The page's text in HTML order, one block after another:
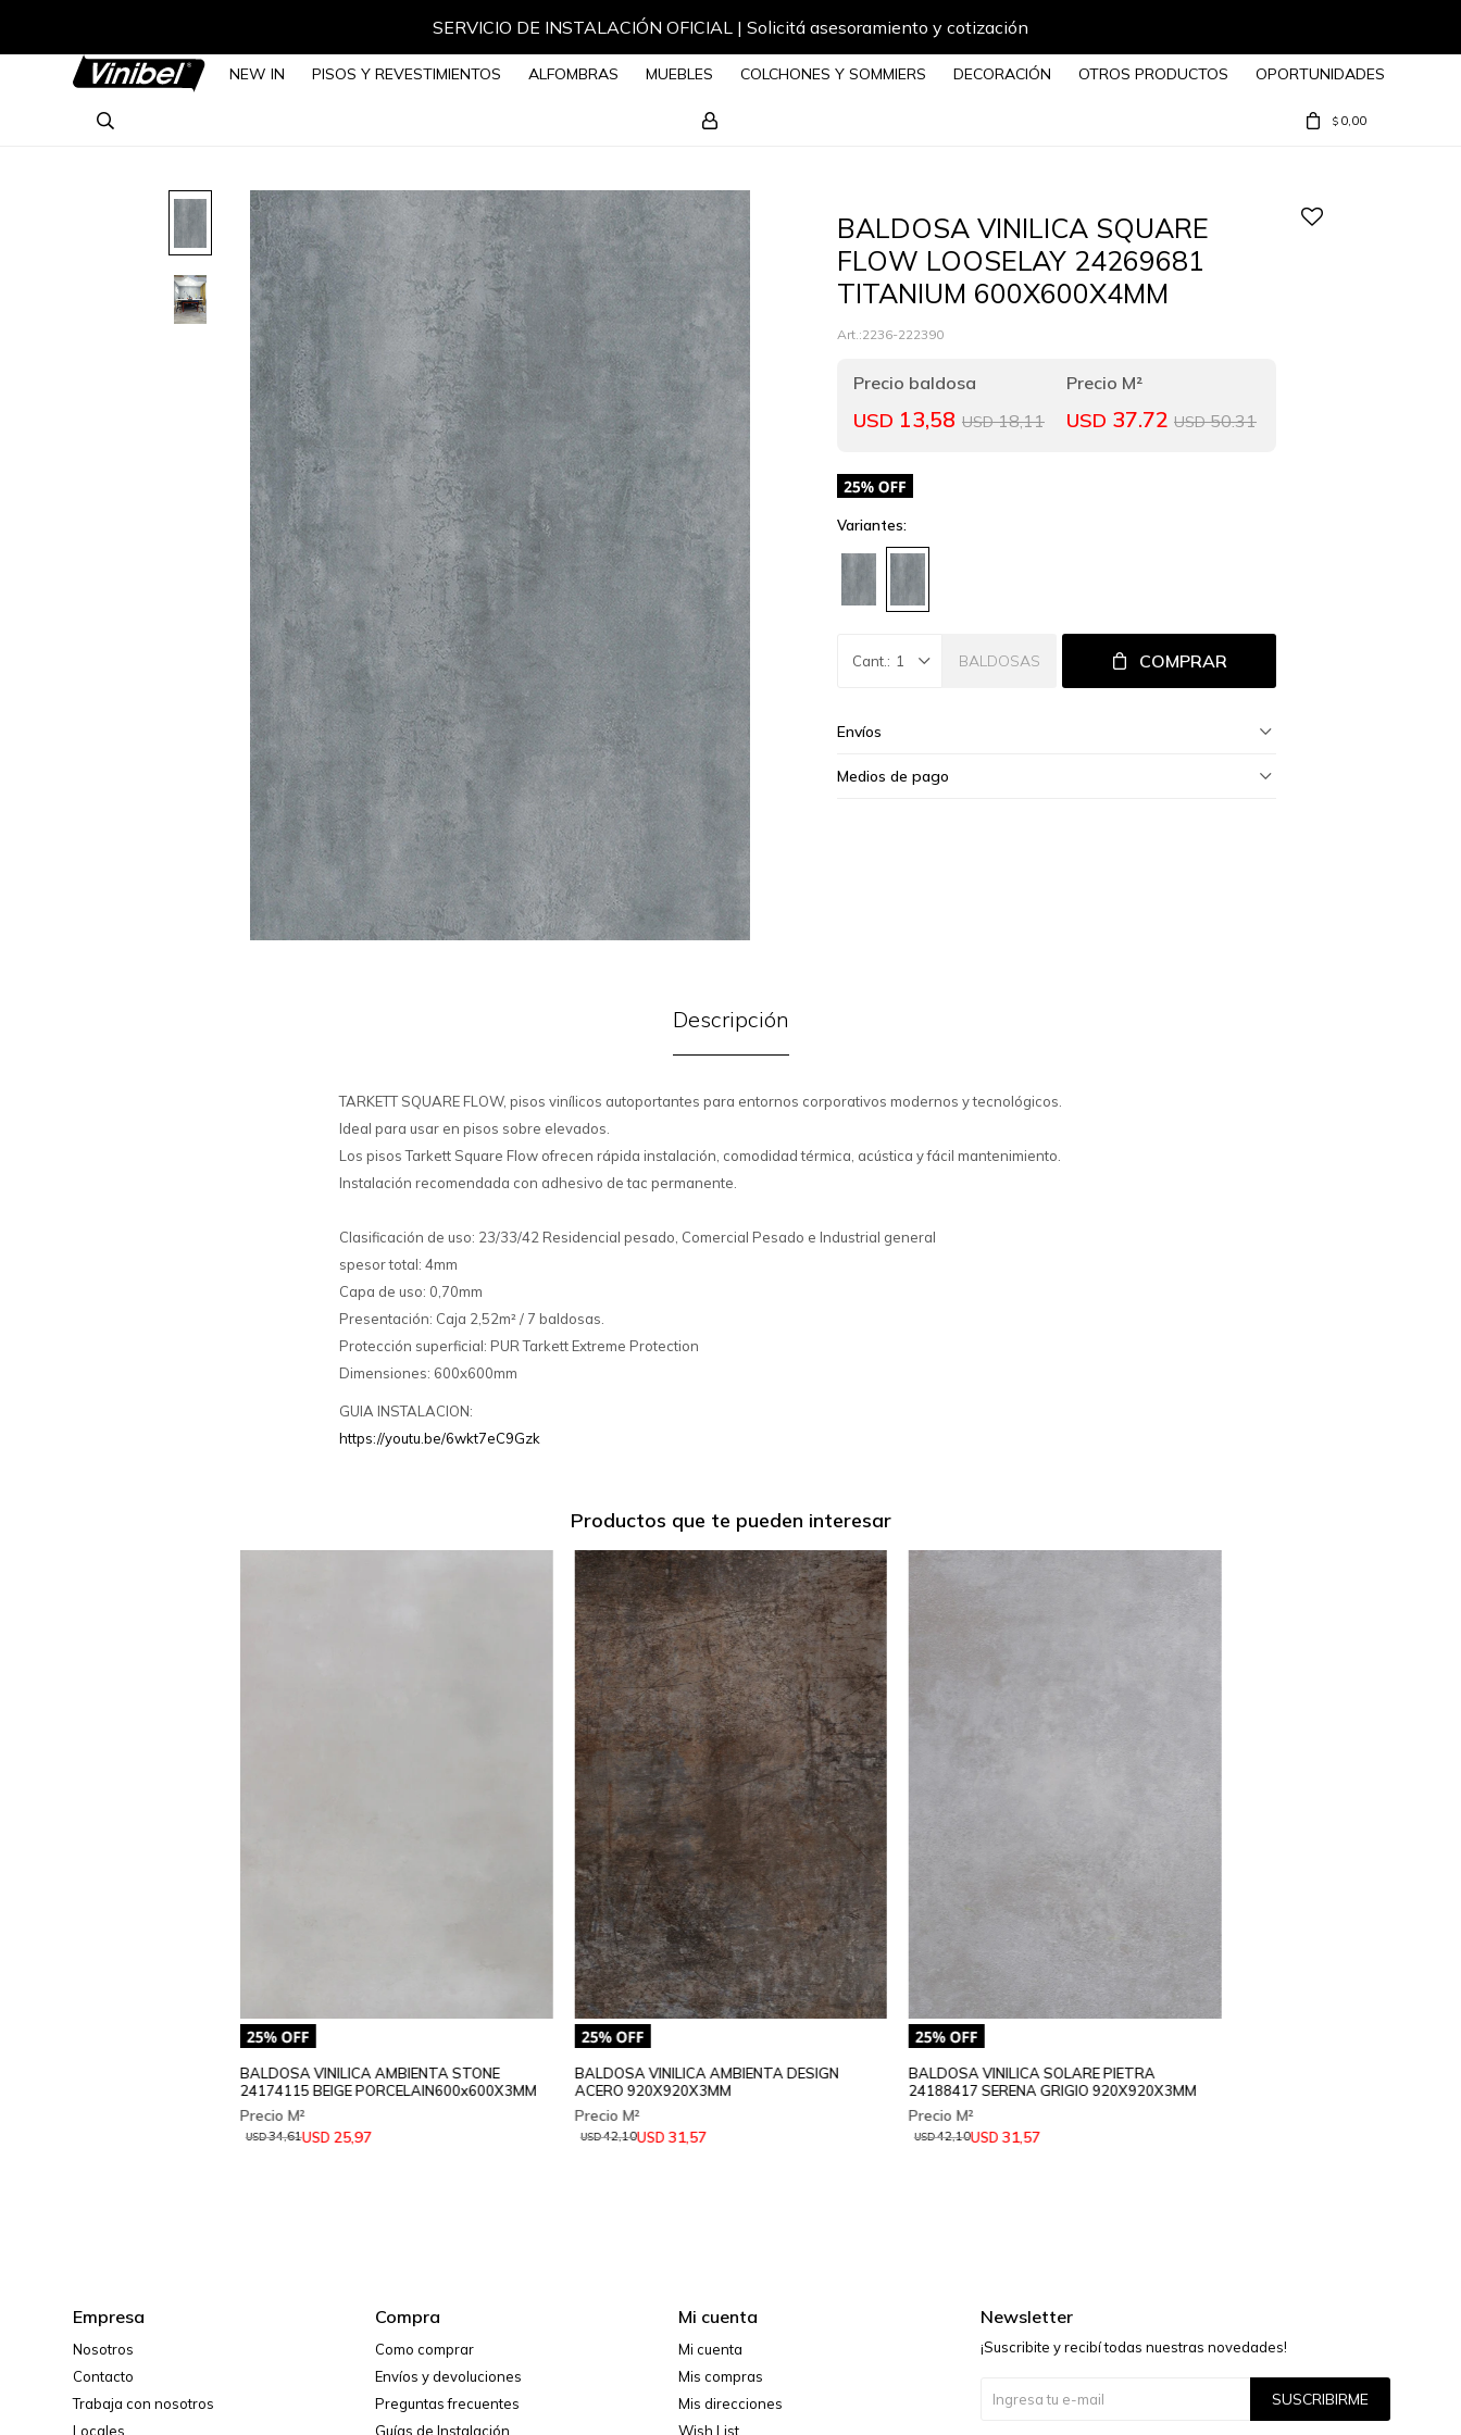
SERVICIO DE INSTALACIÓN OFICIAL | Solicitá asesoramiento y cotización
NEW IN PISOS Y REVESTIMIENTOS ALFOMBRAS MUEBLES COLCHONES Y SOMMIERS DECORACIÓN OTROS PRODUCTOS OPORTUNIDADES
$ 0,00
BALDOSA VINILICA SQUARE
FLOW LOOSELAY 24269681
TITANIUM 600X600X4MM
2236-222390
USD 13,58 USD 18,11 USD 37.72 USD 50.31
Variantes:
1 BALDOSAS COMPRAR
Envíos
Medios de pago
Descripción
TARKETT SQUARE FLOW, pisos vinílicos autoportantes para entornos corporativos modernos y tecnológicos.
Ideal para usar en pisos sobre elevados.
Los pisos Tarkett Square Flow ofrecen rápida instalación, comodidad térmica, acústica y fácil mantenimiento.
Instalación recomendada con adhesivo de tac permanente.
Clasificación de uso: 23/33/42 Residencial pesado, Comercial Pesado e Industrial general
spesor total: 4mm
Capa de uso: 0,70mm
Presentación: Caja 2,52m² / 7 baldosas.
Protección superficial: PUR Tarkett Extreme Protection
Dimensiones: 600x600mm
GUIA INSTALACION:
https://youtu.be/6wkt7eC9Gzk
Productos que te pueden interesar
BALDOSA VINILICA AMBIENTA STONE
24174115 BEIGE PORCELAIN600x600X3MM
USD 25,97
USD34,61
BALDOSA VINILICA AMBIENTA DESIGN
ACERO 920X920X3MM
USD 31,57
USD42,10
BALDOSA VINILICA SOLARE PIETRA
24188417 SERENA GRIGIO 920X920X3MM
USD 31,57
USD42,10
Empresa
Nosotros
Contacto
Trabaja con nosotros
Locales
Compra
Como comprar
Envíos y devoluciones
Preguntas frecuentes
Guías de Instalación
Mi cuenta
Mi cuenta
Mis compras
Mis direcciones
Wish List
Newsletter
¡Suscribite y recibí todas nuestras novedades!
SUSCRIBIRME